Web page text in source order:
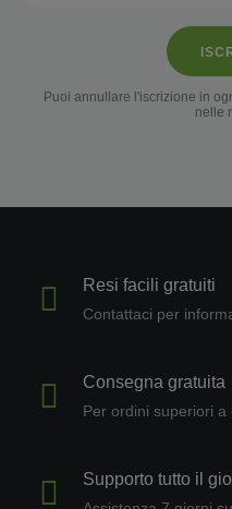
Puoi annullare l'iscrizione in
nelle
Resi facili gratuiti
Contattaci per
Consegna gratuita
Per ordini superiori a
Supporto tutto il